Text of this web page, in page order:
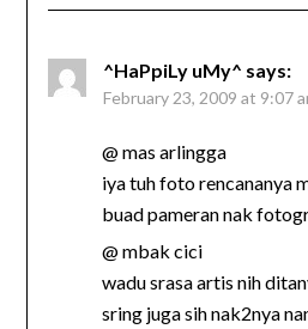
^HaPpiLy uMy^ says:
February 23, 2009 at 9:07
@ mas arlingga
iya tuh foto rencananya
buad pameran nak
@ mbak cici
wadu srasa artis nih
sring juga sih nak2nya